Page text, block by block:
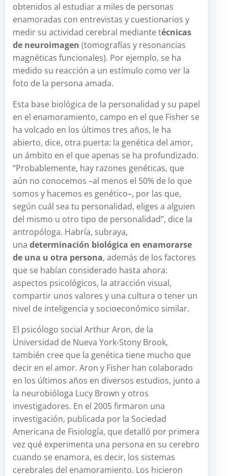
obtenidos al estudiar a miles de personas
enamoradas con entrevistas y cuestionarios y
medir su actividad cerebral mediante técnicas
de neuroimagen (tomografías y resonancias
magnéticas funcionales). Por ejemplo, se ha
medido su reacción a un estímulo como ver la
foto de la persona amada.
Esta base biológica de la personalidad y su papel
en el enamoramiento, campo en el que Fisher se
ha volcado en los últimos tres años, le ha
abierto, dice, otra puerta: la genética del amor,
un ámbito en el que apenas se ha profundizado.
“Probablemente, hay razones genéticas, que
aún no conocemos –al menos el 50% de lo que
somos y hacemos es genético–, por las que,
según cuál sea tu personalidad, eliges a alguien
del mismo u otro tipo de personalidad”, dice la
antropóloga. Habría, subraya,
una determinación biológica en enamorarse
de una u otra persona, además de los factores
que se habían considerado hasta ahora:
aspectos psicológicos, la atracción visual,
compartir unos valores y una cultura o tener un
nivel de inteligencia y socioeconómico similar.
El psicólogo social Arthur Aron, de la
Universidad de Nueva York-Stony Brook,
también cree que la genética tiene mucho que
decir en el amor. Aron y Fisher han colaborado
en los últimos años en diversos estudios, junto a
la neurobióloga Lucy Brown y otros
investigadores. En el 2005 firmaron una
investigación, publicada por la Sociedad
Americana de Fisiología, que detalló por primera
vez qué experimenta una persona en su cerebro
cuando se enamora, es decir, los sistemas
cerebrales del enamoramiento. Los hicieron